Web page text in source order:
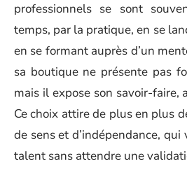
professionnels se sont
temps, par la pratique, en se
en se formant auprès d’un
sa boutique ne présente pas
mais il expose son savoir-faire,
Ce choix attire de plus en plus
de sens et d’indépendance,
talent sans attendre une